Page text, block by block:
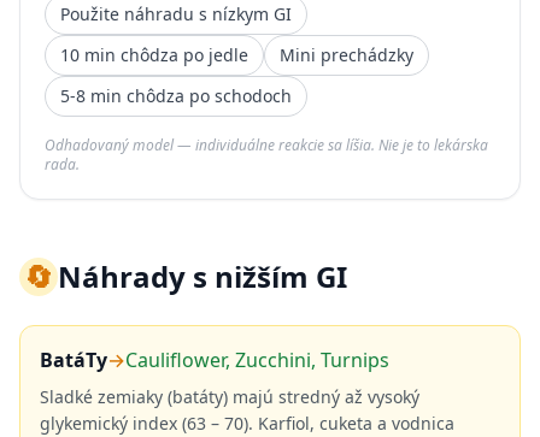
Použite náhradu s nízkym GI
10 min chôdza po jedle
Mini prechádzky
5-8 min chôdza po schodoch
Odhadovaný model — individuálne reakcie sa líšia. Nie je to lekárska
rada.
🔄Náhrady s nižším GI
BatáTy→Cauliflower, Zucchini, Turnips
Sladké zemiaky (batáty) majú stredný až vysoký
glykemický index (63 – 70). Karfiol, cuketa a vodnica